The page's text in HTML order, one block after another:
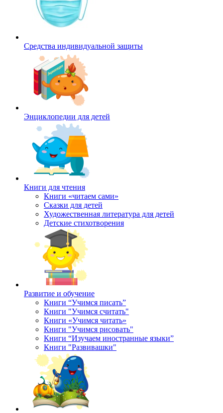
Средства индивидуальной защиты
Энциклопедии для детей
Книги для чтения
Книги «читаем сами»
Сказки для детей
Художественная литература для детей
Детские стихотворения
Развитие и обучение
Книги “Учимся писать”
Книги "Учимся считать"
Книги «Учимся читать»
Книги "Учимся рисовать"
Книги “Изучаем иностранные языки”
Книги "Развивашки"